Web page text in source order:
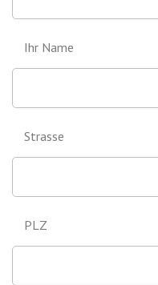
Ihr Name
Strasse
PLZ